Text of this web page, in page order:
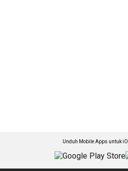
Unduh Mobile Apps untuk